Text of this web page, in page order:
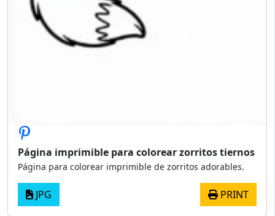
Página imprimible para colorear zorritos tiernos
Página para colorear imprimible de zorritos adorables.
JPG PRINT